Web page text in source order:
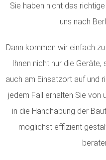
Sie haben nicht das
uns nach
Dann kommen wir einfach
Ihnen nicht nur die
auch am Einsatzort auf und
jedem Fall erhalten Sie von
in die Handhabung der
möglichst effizient